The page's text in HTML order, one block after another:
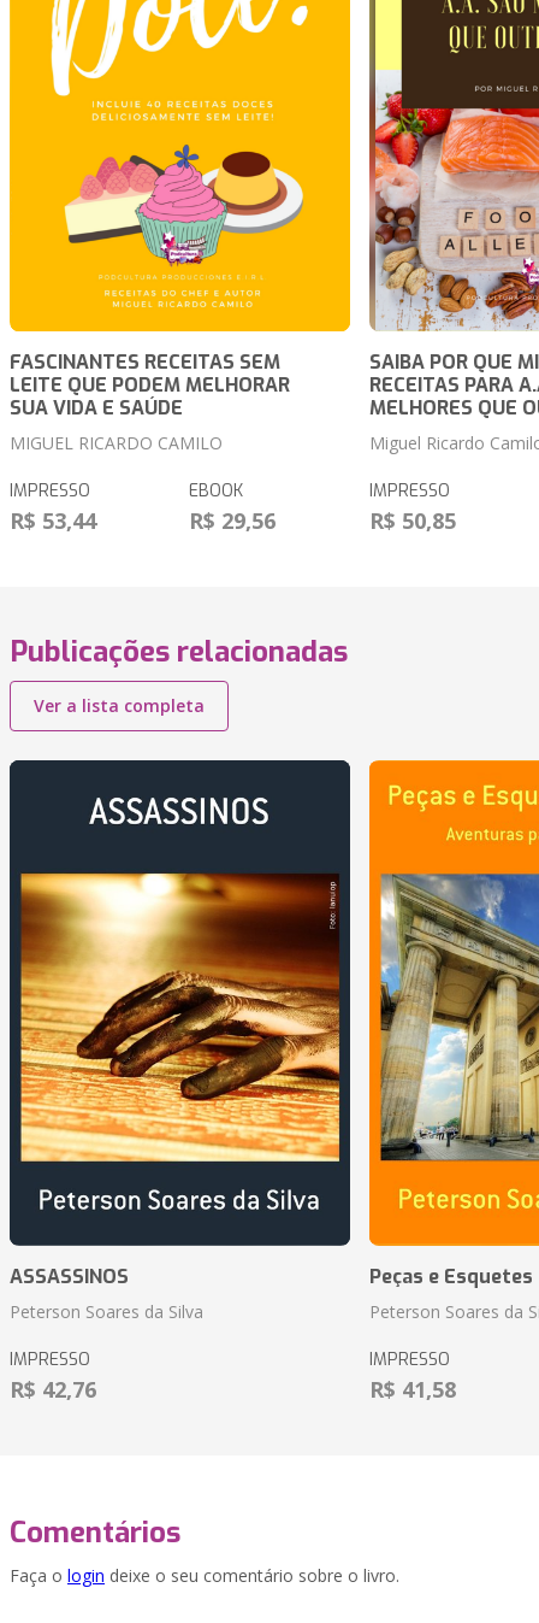
FASCINANTES RECEITAS SEM
LEITE QUE PODEM MELHORAR
SUA VIDA E SAÚDE
MIGUEL RICARDO CAMILO
IMPRESSO
R$ 53,44
EBOOK
R$ 29,56
SAIBA POR QUE
RECEITAS PARA
MELHORES QUE
Miguel Ricardo
IMPRESSO
R$ 50,85
Publicações relacionadas
Ver a lista completa
ASSASSINOS
Peterson Soares da Silva
IMPRESSO
R$ 42,76
Peças e
Peterson Soares da
IMPRESSO
R$ 41,58
Comentários
Faça o login deixe o seu comentário sobre o livro.